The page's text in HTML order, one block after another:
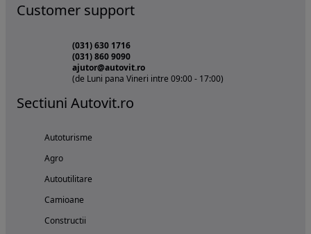
Customer support
(031) 630 1716
(031) 860 9090
ajutor@autovit.ro
(de Luni pana Vineri intre 09:00 - 17:00)
Sectiuni Autovit.ro
Autoturisme
Agro
Autoutilitare
Camioane
Constructii